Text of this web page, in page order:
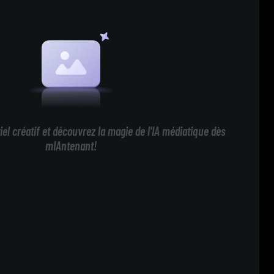
créatif et découvrez la magie de l'IA médiatique dès
mIAntenant!